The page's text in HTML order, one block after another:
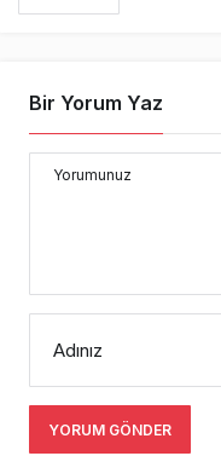
Bir Yorum Yaz
Yorumunuz
Adınız
YORUM GÖNDER